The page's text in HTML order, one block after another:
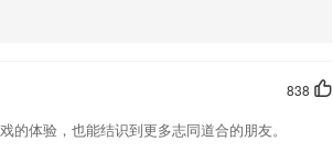
838
体验，也能结识到更多志同道合的朋友。